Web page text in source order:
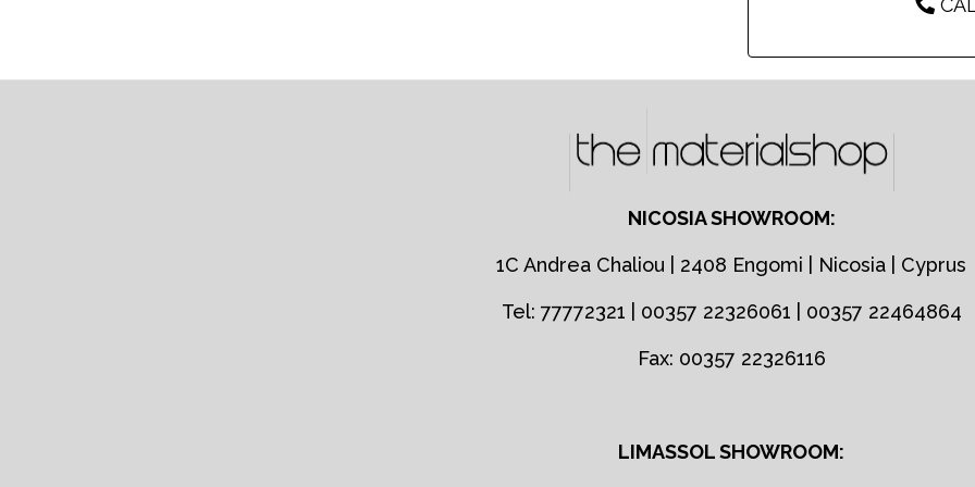
NICOSIA SHOWROOM:
1C Andrea Chaliou | 2408 Engomi | Nicosia | Cyprus
Tel: 77772321 | 00357 22326061 | 00357 22464864
Fax: 00357 22326116
LIMASSOL SHOWROOM: